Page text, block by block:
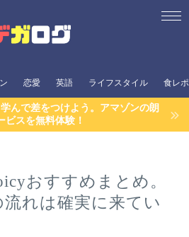
恋愛 英語 ライフスタイル 食レポ
んで差をつけよう。アマゾンの朗
ビスを無料体験！
おすすめまとめ。
れは確実に来てい